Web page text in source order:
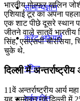
सामान्यज्ञान
करेंट अफेयर्स
गणित
तर्कशक्ति
भारतीय गोल्फर खलिन
एशियाई टूर का अपना
एक शाट पीछे दूसरे स्थान
जीतने वाले सातवें भारतीय
सिंह, एसएसपी चौरसिया,
चुके थे.
दिल्ली में
11वें अन्तर्राष्ट्रीय आर्य
यह सम्मेलन नई दिल्ली में